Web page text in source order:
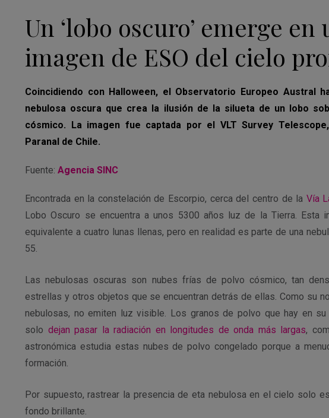
Un ‘lobo oscuro’ emerge en
imagen de ESO del cielo
Coincidiendo con Halloween, el Observatorio Europeo Austral
nebulosa oscura que crea la ilusión de la silueta de un lobo
cósmico. La imagen fue captada por el VLT Survey
Paranal de Chile.
Fuente: Agencia SINC
Encontrada en la constelación de Escorpio, cerca del centro de la Vía
Lobo Oscuro se encuentra a unos 5300 años luz de la Tierra. Esta
equivalente a cuatro lunas llenas, pero en realidad es parte de una
55.
Las nebulosas oscuras son nubes frías de polvo cósmico, tan
estrellas y otros objetos que se encuentran detrás de ellas. Como su
nebulosas, no emiten luz visible. Los granos de polvo que hay en
solo dejan pasar la radiación en longitudes de onda más largas,
astronómica estudia estas nubes de polvo congelado porque a
formación.
Por supuesto, rastrear la presencia de eta nebulosa en el cielo solo
fondo brillante.